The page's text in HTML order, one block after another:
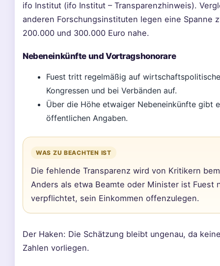
ifo Institut (ifo Institut – Transparenzhinweis).
anderen Forschungsinstituten legen eine Spanne
200.000 und 300.000 Euro nahe.
Nebeneinkünfte und Vortragshonorare
Fuest tritt regelmäßig auf
Kongressen und bei Verbänden auf.
Über die Höhe etwaiger Nebeneinkünfte gibt
öffentlichen Angaben.
WAS ZU BEACHTEN IST
Die fehlende Transparenz wird von Kritikern
Anders als etwa Beamte oder Minister ist Fuest
verpflichtet, sein Einkommen offenzulegen.
Der Haken: Die Schätzung bleibt ungenau, da
Zahlen vorliegen.